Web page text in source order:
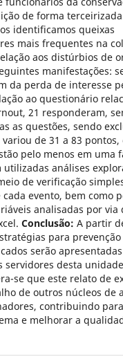
de forma
identificamos queixas
mais frequentes na
aos distúrbios de
manifestações:
da perda de interesse
ao questionário
21 responderam,
as questões, sendo
de 31 a 83 pontos,
pelo menos em uma
utilizadas análises
de verificação
evento, bem como
analisadas por via
Conclusão: A partir
para
serão
servidores desta
se que este relato de
de outros núcleos de
contribuindo
e melhorar a